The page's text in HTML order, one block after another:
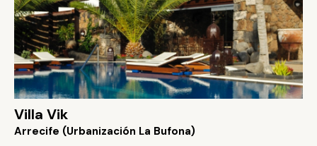
Villa Vik
Arrecife (Urbanización La Bufona)